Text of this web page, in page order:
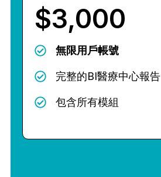
$3,000
無限用戶帳號
完整的BI醫療中心報告
包含所有模組